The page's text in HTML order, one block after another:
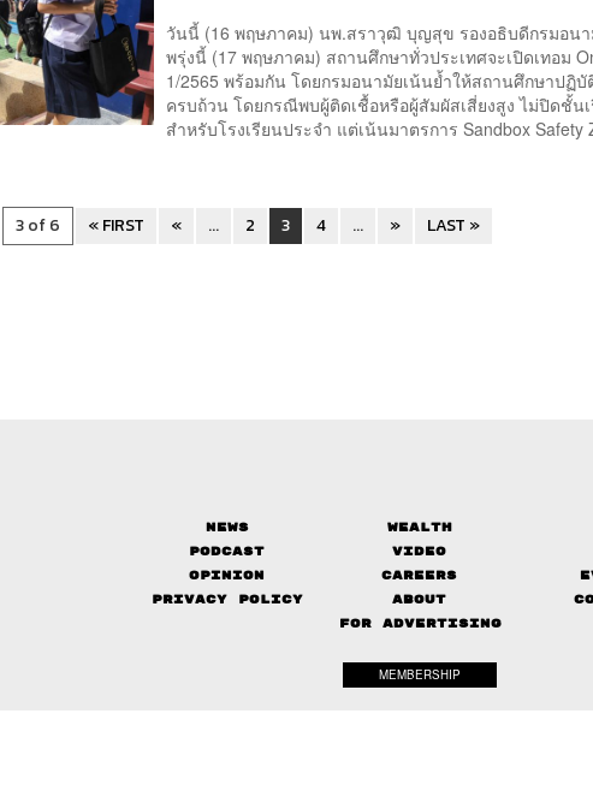
วันนี้ (16 พฤษภาคม) นพ.สราวุฒิ บุญสุข รองอธิบดีกรมอน
พรุ่งนี้ (17 พฤษภาคม) สถานศึกษาทั่วประเทศจะเปิดเทอม
1/2565 พร้อมกัน โดยกรมอนามัยเน้นย้ำให้สถานศึกษาปฏิ
ครบถ้วน โดยกรณีพบผู้ติดเชื้อหรือผู้สัมผัสเสี่ยงสูง ไม่ปิดชั้นเ
สำหรับโรงเรียนประจำ แต่เน้นมาตรการ Sandbox Safety
3 of 6 « FIRST « ... 2 3 4 ... » LAST »
News Wealth
Podcast
Video
Opinion
Careers
Privacy Policy
About
FOR ADVERTISING
MEMBERSHIP